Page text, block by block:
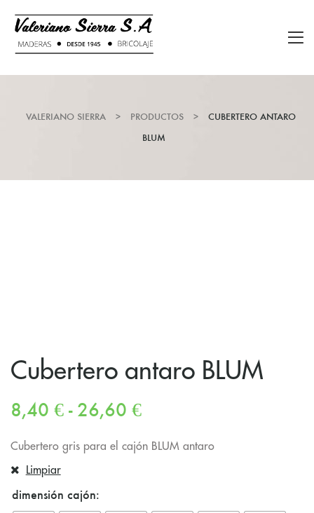
VALERIANO SIERRA > PRODUCTOS >
CUBERTERO ANTARO
BLUM
Cubertero antaro BLUM
8,40 € - 26,60 €
Cubertero gris para el cajón BLUM antaro
dimensión cajón
Limpiar